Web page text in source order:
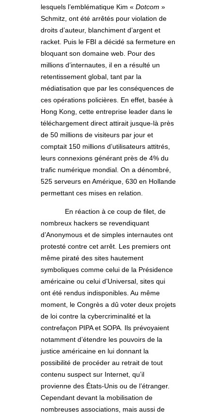
lesquels l’emblématique Kim « Dotcom »
Schmitz, ont été arrêtés pour violation de
droits d’auteur, blanchiment d’argent et
racket. Puis le FBI a décidé sa fermeture en
bloquant son domaine web. Pour des
millions d’internautes, il en a résulté un
retentissement global, tant par la
médiatisation que par les conséquences de
ces opérations policières. En effet, basée à
Hong Kong, cette entreprise leader dans le
téléchargement direct attirait jusque-là près
de 50 millions de visiteurs par jour et
comptait 150 millions d’utilisateurs attitrés,
leurs connexions générant près de 4% du
trafic numérique mondial. On a dénombré,
525 serveurs en Amérique, 630 en Hollande
permettant ces mises en relation.
En réaction à ce coup de filet, de
nombreux hackers se revendiquant
d’Anonymous et de simples internautes ont
protesté contre cet arrêt. Les premiers ont
même piraté des sites hautement
symboliques comme celui de la Présidence
américaine ou celui d’Universal, sites qui
ont été rendus indisponibles. Au même
moment, le Congrès a dû voter deux projets
de loi contre la cybercriminalité et la
contrefaçon PIPA et SOPA. Ils prévoyaient
notamment d’étendre les pouvoirs de la
justice américaine en lui donnant la
possibilité de procéder au retrait de tout
contenu suspect sur Internet, qu’il
provienne des États-Unis ou de l’étranger.
Cependant devant la mobilisation de
nombreuses associations, mais aussi de